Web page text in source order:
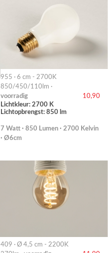
955 · 6 cm - 2700K
850/450/110lm ·
voorradig
10,90
Lichtkleur: 2700 K
Lichtopbrengst: 850 lm
7 Watt · 850 Lumen · 2700 Kelvin
· Ø6cm
409 · Ø 4,5 cm - 2200K